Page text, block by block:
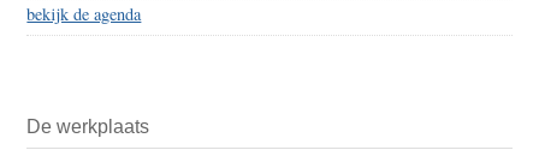
bekijk de agenda
De werkplaats